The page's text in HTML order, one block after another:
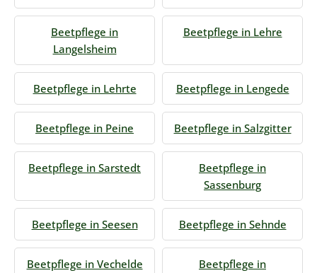
Beetpflege in
Langelsheim
Beetpflege in Lehre
Beetpflege in Lehrte Beetpflege in Lengede
Beetpflege in Peine Beetpflege in Salzgitter
Beetpflege in Sarstedt
Beetpflege in
Sassenburg
Beetpflege in Seesen Beetpflege in Sehnde
Beetpflege in Vechelde
Beetpflege in